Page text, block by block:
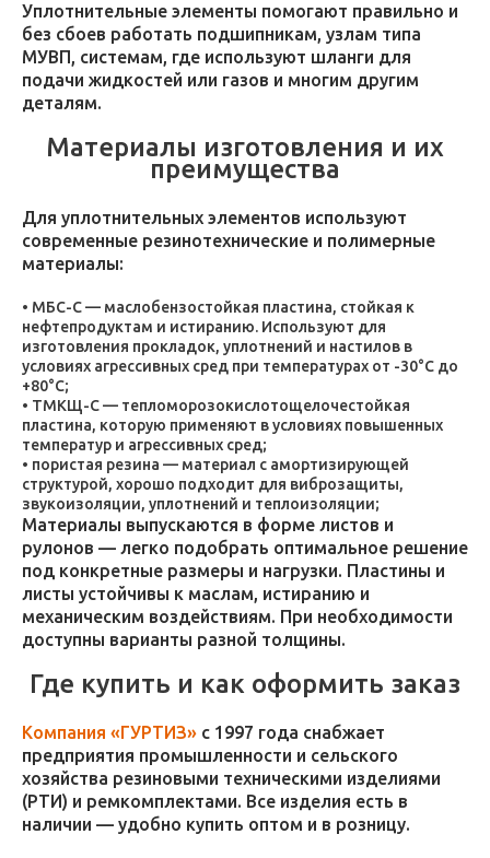
Уплотнительные элементы помогают правильно и
без сбоев работать подшипникам, узлам типа
МУВП, системам, где используют шланги для
подачи жидкостей или газов и многим другим
деталям.
Материалы изготовления и их
преимущества
Для уплотнительных элементов используют
современные резинотехнические и полимерные
материалы:
МБС-С — маслобензостойкая пластина, стойкая к
нефтепродуктам и истиранию. Используют для
изготовления прокладок, уплотнений и настилов в
условиях агрессивных сред при температурах от -30°C до
+80°C;
ТМКЩ-С — тепломорозокислотощелочестойкая
пластина, которую применяют в условиях повышенных
температур и агрессивных сред;
пористая резина — материал с амортизирующей
структурой, хорошо подходит для виброзащиты,
звукоизоляции, уплотнений и теплоизоляции;
Материалы выпускаются в форме листов и
рулонов — легко подобрать оптимальное решение
под конкретные размеры и нагрузки. Пластины и
листы устойчивы к маслам, истиранию и
механическим воздействиям. При необходимости
доступны варианты разной толщины.
Где купить и как оформить заказ
Компания «ГУРТИЗ» с 1997 года снабжает
предприятия промышленности и сельского
хозяйства резиновыми техническими изделиями
(РТИ) и ремкомплектами. Все изделия есть в
наличии — удобно купить оптом и в розницу.